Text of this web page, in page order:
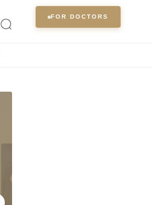
FOR DOCTORS